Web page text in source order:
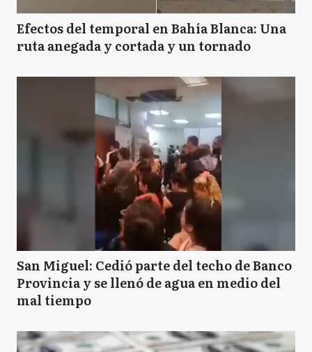
Efectos del temporal en Bahía Blanca: Una
ruta anegada y cortada y un tornado
San Miguel: Cedió parte del techo de Banco
Provincia y se llenó de agua en medio del
mal tiempo